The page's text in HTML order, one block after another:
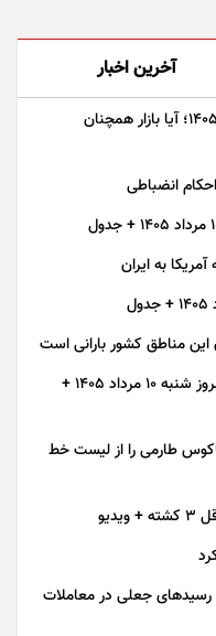
آخرین اخبار
پیش بینی قیمت طلا در پایان مرداد 1405؛ آیا بازار همچنان
به ایران
مناطق کشور بارانی است
قیمت بیت کوین و ارز‌های دیجیتال امروز شنبه ۱۰ مرداد ۱۴۰۵ +
طارمی را از لیست خط
رسید‌های جعلی در معاملات